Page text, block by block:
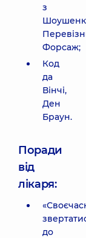
з
Форсаж;
Код
да
Вінчі,
Ден
Браун.
Поради
від
лікаря:
до